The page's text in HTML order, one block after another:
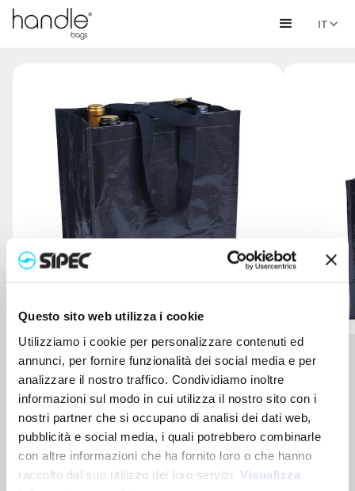
Questo sito web utilizza i cookie
Utilizziamo i cookie per personalizzare contenuti ed
annunci, per fornire funzionalità dei social media e per
analizzare il nostro traffico. Condividiamo inoltre
informazioni sul modo in cui utilizza il nostro sito con i
nostri partner che si occupano di analisi dei dati web,
pubblicità e social media, i quali potrebbero combinarle
con altre informazioni che ha fornito loro o che hanno
raccolto dal suo utilizzo dei loro servizi. Visualizza
IT
MANDURIA
15111
Borsa porta bottiglie in PP da 120 g/m² laminato. Dotata
internamente di sei scompartimenti per le bottiglie,
soffietto e di manici corti a nastro.
Dimensioni:27 x 28 x 18 cm
Capacità: 49L